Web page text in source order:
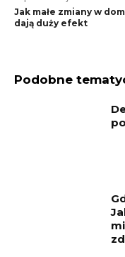
Jak małe zmiany w
dają duży efekt
Podobne